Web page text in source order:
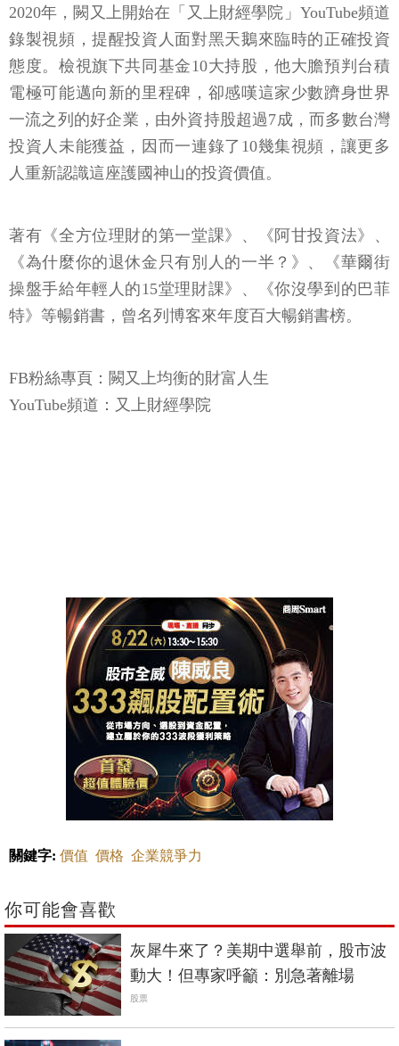
2020年，闕又上開始在「又上財經學院」YouTube頻道
錄製視頻，提醒投資人面對黑天鵝來臨時的正確投資
態度。檢視旗下共同基金10大持股，他大膽預判台積
電極可能邁向新的里程碑，卻感嘆這家少數躋身世界
一流之列的好企業，由外資持股超過7成，而多數台灣
投資人未能獲益，因而一連錄了10幾集視頻，讓更多
人重新認識這座護國神山的投資價值。
著有《全方位理財的第一堂課》、《阿甘投資法》、
《為什麼你的退休金只有別人的一半？》、《華爾街
操盤手給年輕人的15堂理財課》、《你沒學到的巴菲
特》等暢銷書，曾名列博客來年度百大暢銷書榜。
FB粉絲專頁：闕又上均衡的財富人生
YouTube頻道：又上財經學院
關鍵字: 價值 價格 企業競爭力
你可能會喜歡
灰犀牛來了？美期中選舉前，股市波
動大！但專家呼籲：別急著離場
股票